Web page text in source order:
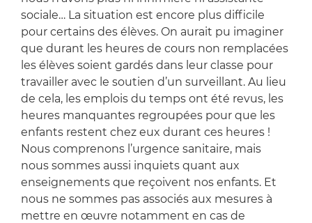
sociale… La situation est encore plus difficile
pour certains des élèves. On aurait pu imaginer
que durant les heures de cours non remplacées
les élèves soient gardés dans leur classe pour
travailler avec le soutien d’un surveillant. Au lieu
de cela, les emplois du temps ont été revus, les
heures manquantes regroupées pour que les
enfants restent chez eux durant ces heures !
Nous comprenons l’urgence sanitaire, mais
nous sommes aussi inquiets quant aux
enseignements que reçoivent nos enfants. Et
nous ne sommes pas associés aux mesures à
mettre en œuvre notamment en cas de